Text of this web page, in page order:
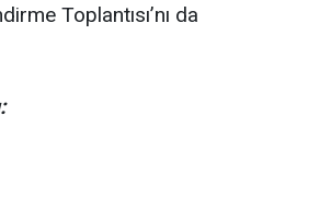
Toplantısı’nı da